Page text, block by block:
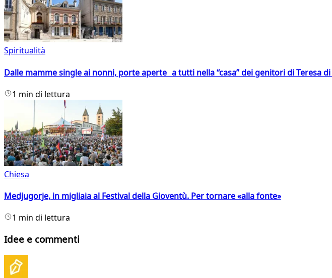
Spiritualità
Dalle mamme single ai nonni, porte aperte a tutti nella “casa” dei genitori di Teresa di
1 min di lettura
Chiesa
Medjugorje, in migliaia al Festival della Gioventù. Per tornare «alla fonte»
1 min di lettura
Idee e commenti